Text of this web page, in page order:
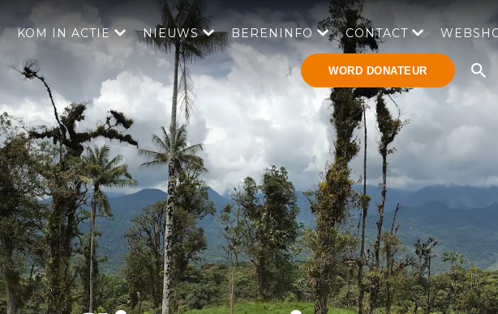
KOM IN ACTIE NIEUWS BERENINFO CONTACT
WORD DONATEUR